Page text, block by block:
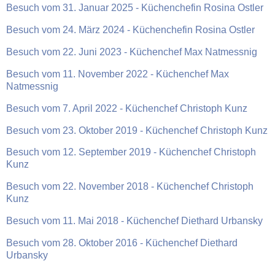
Besuch vom 31. Januar 2025 - Küchenchefin Rosina Ostler
Besuch vom 24. März 2024 - Küchenchefin Rosina Ostler
Besuch vom 22. Juni 2023 - Küchenchef Max Natmessnig
Besuch vom 11. November 2022 - Küchenchef Max
Natmessnig
Besuch vom 7. April 2022 - Küchenchef Christoph Kunz
Besuch vom 23. Oktober 2019 - Küchenchef Christoph Kunz
Besuch vom 12. September 2019 - Küchenchef Christoph
Kunz
Besuch vom 22. November 2018 - Küchenchef Christoph
Kunz
Besuch vom 11. Mai 2018 - Küchenchef Diethard Urbansky
Besuch vom 28. Oktober 2016 - Küchenchef Diethard
Urbansky